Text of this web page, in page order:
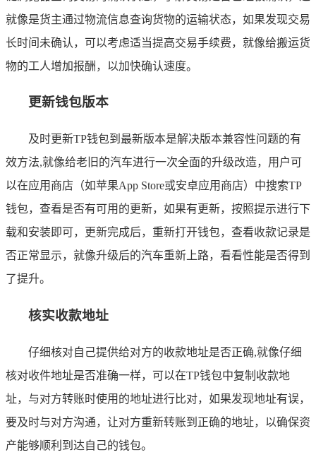
就像是货主通过物流信息查询货物的运输状态，如果发现交易
长时间未确认，可以考虑适当提高交易手续费，就像给搬运货
物的工人增加报酬，以加快确认速度。
更新钱包版本
及时更新TP钱包到最新版本是解决版本兼容性问题的有
效方法,就像给老旧的汽车进行一次全面的升级改造，用户可
以在应用商店（如苹果App Store或安卓应用商店）中搜索TP
钱包，查看是否有可用的更新，如果有更新，按照提示进行下
载和安装即可，更新完成后，重新打开钱包，查看收款记录是
否正常显示，就像升级后的汽车重新上路，看看性能是否得到
了提升。
核实收款地址
仔细核对自己提供给对方的收款地址是否正确,就像仔细
核对收件地址是否准确一样，可以在TP钱包中复制收款地
址，与对方转账时使用的地址进行比对，如果发现地址有误，
要及时与对方沟通，让对方重新转账到正确的地址，以确保资
产能够顺利到达自己的钱包。